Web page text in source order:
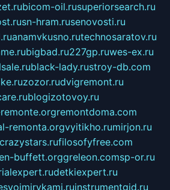
bicom-oil.rusuperiorsearch.ru
sn-hram.rusenovosti.ru
anamvkusno.rutechnosaratov.ru
bigbad.ru227gp.ruwes-ex.ru
black-lady.rustroy-db.com
zozor.rudvigremont.ru
blogizotovoy.ru
remontdoma.com
remonta.orgvyitikho.rumirjon.ru
filosofyfree.com
buffett.orggreleon.comsp-or.ru
detkiexpert.ru
instrumentgid.ru